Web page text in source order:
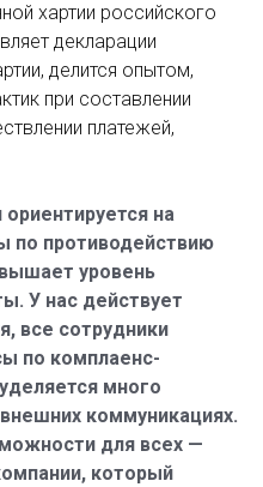
хартии российского
декларации
делится опытом,
при составлении
платежей,
на
по противодействию
уровень
У нас действует
все сотрудники
по комплаенс-
много
коммуникациях.
для всех —
который